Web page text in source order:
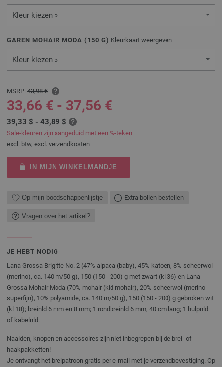
Kleur kiezen »
GAREN MOHAIR MODA ( 150 G) Kleurkaart weergeven
Kleur kiezen »
MSRP: 43,98 €
33,66 € - 37,56 €
39,33 $ - 43,89 $
Sale-kleuren zijn aangeduid met een %-teken
excl. btw, excl. verzendkosten
IN MIJN WINKELMANDJE
Op mijn boodschappenlijstje Extra bollen bestellen
Vragen over het artikel?
JE HEBT NODIG
Lana Grossa Brigitte No. 2 (47% alpaca (baby), 45% katoen, 8% scheerwol
(merino), ca. 140 m/50 g), 150 (150 - 200) g met zwart (kl 36) en Lana
Grossa Mohair Moda (70% mohair (kid mohair), 20% scheerwol (merino
superfijn), 10% polyamide, ca. 140 m/50 g), 150 (150 - 200) g gebroken wit
(kl 18); breinld 6 mm en 8 mm; 1 rondbreinld 6 mm, 40 cm lang; 1 hulpnld
of kabelnld.
Naalden, knopen en accessoires zijn niet inbegrepen bij de brei- of
haakpakketten!
Je ontvangt het breipatroon gratis per e-mail met je verzendbevestiging. Op